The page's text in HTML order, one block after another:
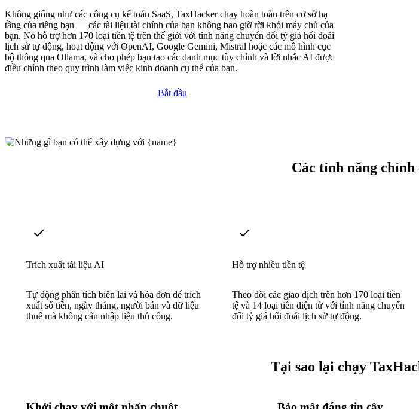
Không giống như các công cụ kế toán SaaS, TaxHacker chạy hoàn toàn trên cơ sở hạ
tầng của riêng bạn — các tài liệu tài chính của bạn không bao giờ rời khỏi máy chủ của
bạn. Nó hỗ trợ hơn 170 loại tiền tệ trên thế giới với tính năng chuyển đổi tỷ giá hối đoái
lịch sử tự động, hoạt động với OpenAI, Google Gemini, Mistral hoặc các mô hình cục
bộ thông qua Ollama, và cho phép bạn tạo các danh mục tùy chỉnh và lời nhắc AI được
điều chỉnh theo quy trình làm việc kinh doanh cụ thể của bạn.
Bắt đầu
Các tính năng
Trích xuất tài liệu AI
Tự động phân tích biên lai và hóa đơn để trích
xuất số tiền, ngày tháng, người bán và dữ liệu
thuế mà không cần nhập liệu thủ công.
Hỗ trợ nhiều tiền tệ
Theo dõi các giao dịch trên hơn 170 loại tiền
tệ và 14 loại tiền điện tử với tính năng chuyển
đổi tỷ giá hối đoái lịch sử tự động.
Tại sao lại chạy